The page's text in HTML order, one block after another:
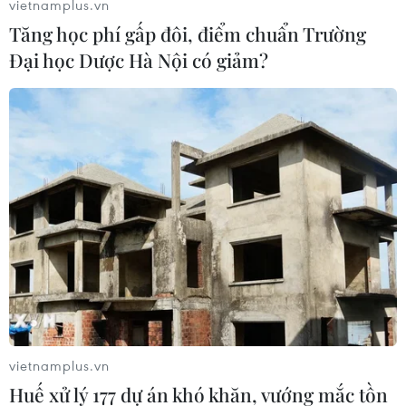
#Việc làm chui #Thất thu
#An sinh xã hội
#Khách sạn
Anh Áo
Theo dõi VietnamPlus
TIN CÙNG CHUYÊN MỤC
Động đất độ lớn 7,4 tại Colombia,
vietnamplus.vn
Tăng học phí gấp đôi, điểm chuẩn Trường
Đại học Dược Hà Nội có giảm?
vietnamplus.vn
Huế xử lý 177 dự án khó khăn, vướng mắc tồn